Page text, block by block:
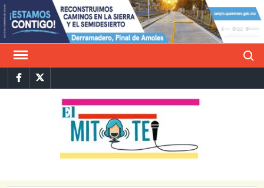
Saltar
al
contenido
FacebookTwitter